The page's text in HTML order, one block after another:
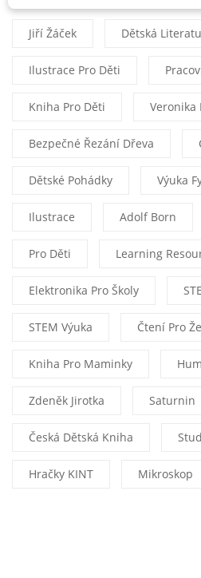
Jiří Žáček Dětská
Ilustrace Pro Děti
Kniha Pro Děti Veronika
Bezpečné Řezání Dřeva
Dětské Pohádky Výuka
Ilustrace Adolf Born
Pro Děti Learning
Elektronika Pro Školy
STEM Výuka Čtení Pro
Kniha Pro Maminky
Zdeněk Jirotka Saturnin
Česká Dětská Kniha
Hračky KINT Mikroskop